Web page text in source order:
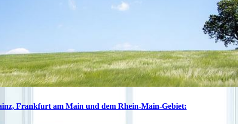
Frankfurt am Main und dem Rhein-Main-Gebiet: